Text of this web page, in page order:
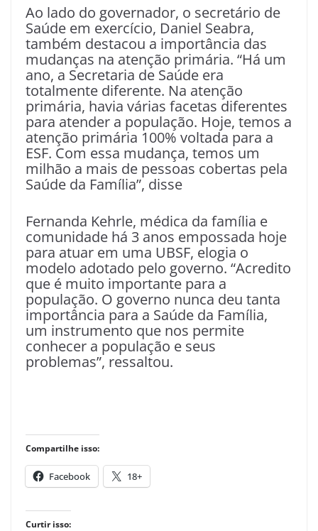
Ao lado do governador, o secretário de
Saúde em exercício, Daniel Seabra,
também destacou a importância das
mudanças na atenção primária. “Há um
ano, a Secretaria de Saúde era
totalmente diferente. Na atenção
primária, havia várias facetas diferentes
para atender a população. Hoje, temos a
atenção primária 100% voltada para a
ESF. Com essa mudança, temos um
milhão a mais de pessoas cobertas pela
Saúde da Família”, disse
Fernanda Kehrle, médica da família e
comunidade há 3 anos empossada hoje
para atuar em uma UBSF, elogia o
modelo adotado pelo governo. “Acredito
que é muito importante para a
população. O governo nunca deu tanta
importância para a Saúde da Família,
um instrumento que nos permite
conhecer a população e seus
problemas”, ressaltou.
Compartilhe isso:
Facebook 18+
Curtir isso: